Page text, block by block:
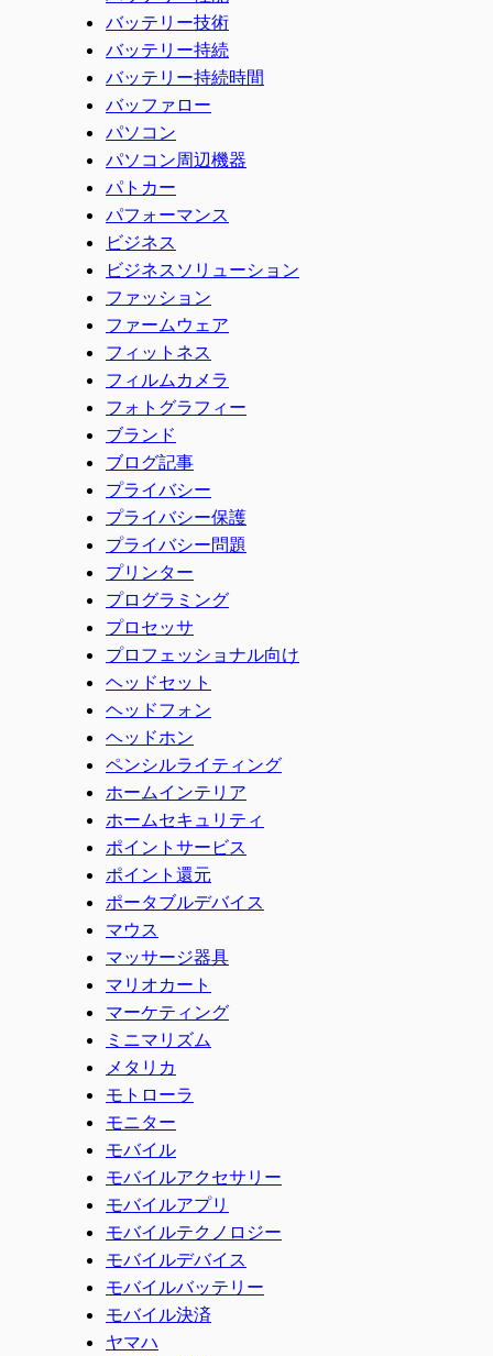
バッテリー技術
バッテリー持続
バッテリー持続時間
バッファロー
パソコン
パソコン周辺機器
パトカー
パフォーマンス
ビジネス
ビジネスソリューション
ファッション
ファームウェア
フィットネス
フィルムカメラ
フォトグラフィー
ブランド
ブログ記事
プライバシー
プライバシー保護
プライバシー問題
プリンター
プログラミング
プロセッサ
プロフェッショナル向け
ヘッドセット
ヘッドフォン
ヘッドホン
ペンシルライティング
ホームインテリア
ホームセキュリティ
ポイントサービス
ポイント還元
ポータブルデバイス
マウス
マッサージ器具
マリオカート
マーケティング
ミニマリズム
メタリカ
モトローラ
モニター
モバイル
モバイルアクセサリー
モバイルアプリ
モバイルテクノロジー
モバイルデバイス
モバイルバッテリー
モバイル決済
ヤマハ